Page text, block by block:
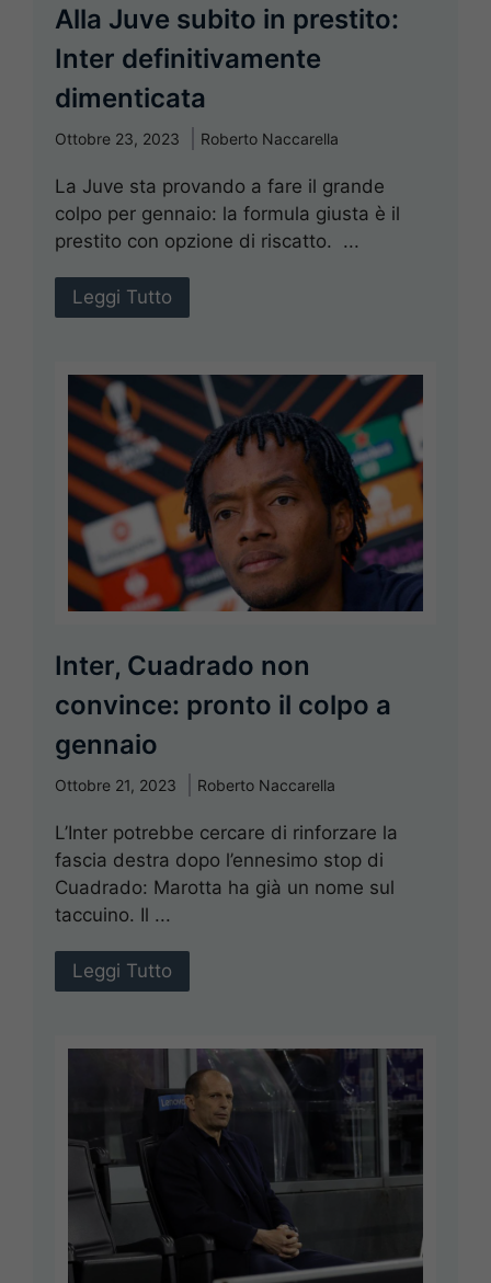
Alla Juve subito in prestito:
Inter definitivamente
dimenticata
Ottobre 23, 2023 Roberto Naccarella
La Juve sta provando a fare il grande
colpo per gennaio: la formula giusta è il
prestito con opzione di riscatto. ...
Leggi Tutto
Inter, Cuadrado non
convince: pronto il colpo a
gennaio
Ottobre 21, 2023 Roberto Naccarella
L’Inter potrebbe cercare di rinforzare la
fascia destra dopo l’ennesimo stop di
Cuadrado: Marotta ha già un nome sul
taccuino. Il ...
Leggi Tutto